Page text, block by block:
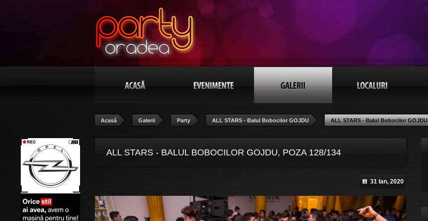
Acasă Galerii Party ALL STARS - Balul Bobocilor GOJDU ALL STARS - Balul Bobocilor GOJDU
ALL STARS - BALUL BOBOCILOR GOJDU, POZA 128/134
31 Ian, 2020